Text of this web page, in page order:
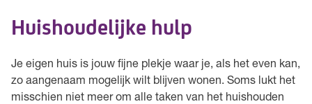
Huishoudelijke hulp
Je eigen huis is jouw fijne plekje waar je, als het even kan,
zo aangenaam mogelijk wilt blijven wonen. Soms lukt het
misschien niet meer om alle taken van het huishouden